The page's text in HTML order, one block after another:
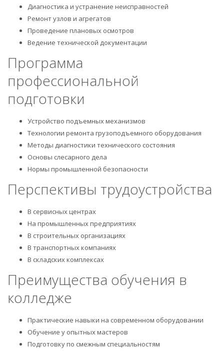
Диагностика и устранение неисправностей
Ремонт узлов и агрегатов
Проведение плановых осмотров
Ведение технической документации
Программа
профессиональной
подготовки
Устройство подъемных механизмов
Технологии ремонта грузоподъемного оборудования
Методы диагностики технического состояния
Основы слесарного дела
Нормы промышленной безопасности
Перспективы трудоустройства
В сервисных центрах
На промышленных предприятиях
В строительных организациях
В транспортных компаниях
В складских комплексах
Преимущества обучения в
колледже
Практические навыки на современном оборудовании
Обучение у опытных мастеров
Подготовку по смежным специальностям